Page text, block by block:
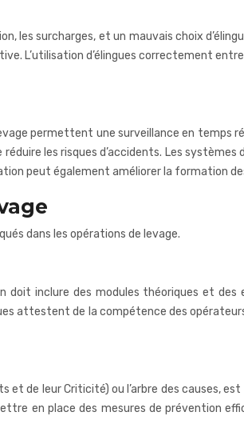
les surcharges, et un mauvais choix
L’utilisation d’élingues correctement
permettent une surveillance en temps
les risques d’accidents. Les systèmes
peut également améliorer la formation
dans les opérations de levage.
inclure des modules théoriques et des
attestent de la compétence des
et de leur Criticité) ou l’arbre des causes,
en place des mesures de prévention